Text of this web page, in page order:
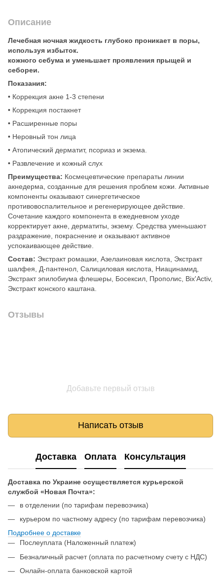
Описание
Лечебная ночная жидкость глубоко проникает в поры,
используя избыток.
кожного себума и уменьшает проявления прыщей и
себореи.
Показания:
• Коррекция акне 1-3 степени
• Коррекция постакнет
• Расширенные поры
• Неровный тон лица
• Атопический дерматит, псориаз и экзема.
• Развлечение и кожный слух
Преимущества: Космецевтические препараты линии
акнедерма, созданные для решения проблем кожи. Активные
компоненты оказывают синергетическое
противовоспалительное и регенерирующее действие.
Сочетание каждого компонента в ежедневном уходе
корректирует акне, дерматиты, экзему. Средства уменьшают
раздражение, покраснение и оказывают активное
успокаивающее действие.
Состав: Экстракт ромашки, Азелаиновая кислота, Экстракт
шалфея, Д-пантенол, Салициловая кислота, Ниацинамид,
Экстракт эпилобиума флешеры, Босексил, Прополис, Bix'Activ,
Экстракт конского каштана.
Отзывы
Добавьте первый отзыв
Написать отзыв
Доставка Оплата Консультация
Доставка по Украине осуществляется курьерской
службой «Новая Почта»:
в отделении (по тарифам перевозчика)
курьером по частному адресу (по тарифам перевозчика)
Подробнее о доставке
Послеуплата (Наложенный платеж)
Безналичный расчет (оплата по расчетному счету с НДС)
Онлайн-оплата банковской картой